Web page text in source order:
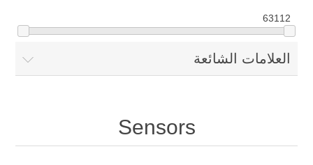
63112
العلامات الشائعة
Sensors